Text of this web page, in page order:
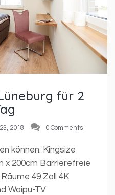
für 2
2018 0 Comments
können: Kingsize
x 200cm Barrierefreie
49 Zoll 4K
Waipu-TV